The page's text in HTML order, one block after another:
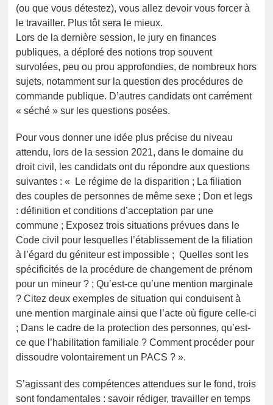
(ou que vous détestez), vous allez devoir vous forcer à
le travailler. Plus tôt sera le mieux.
Lors de la dernière session, le jury en finances
publiques, a déploré des notions trop souvent
survolées, peu ou prou approfondies, de nombreux hors
sujets, notamment sur la question des procédures de
commande publique. D’autres candidats ont carrément
« séché » sur les questions posées.
Pour vous donner une idée plus précise du niveau
attendu, lors de la session 2021, dans le domaine du
droit civil, les candidats ont du répondre aux questions
suivantes : « Le régime de la disparition ; La filiation
des couples de personnes de même sexe ; Don et legs
: définition et conditions d’acceptation par une
commune ; Exposez trois situations prévues dans le
Code civil pour lesquelles l’établissement de la filiation
à l’égard du géniteur est impossible ; Quelles sont les
spécificités de la procédure de changement de prénom
pour un mineur ? ; Qu’est-ce qu’une mention marginale
? Citez deux exemples de situation qui conduisent à
une mention marginale ainsi que l’acte où figure celle-ci
; Dans le cadre de la protection des personnes, qu’est-
ce que l’habilitation familiale ? Comment procéder pour
dissoudre volontairement un PACS ? ».
S’agissant des compétences attendues sur le fond, trois
sont fondamentales : savoir rédiger, travailler en temps